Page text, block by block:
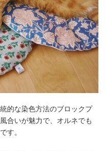
的な染色方法のブロックプ
合いが魅力で、オルネでも
す。